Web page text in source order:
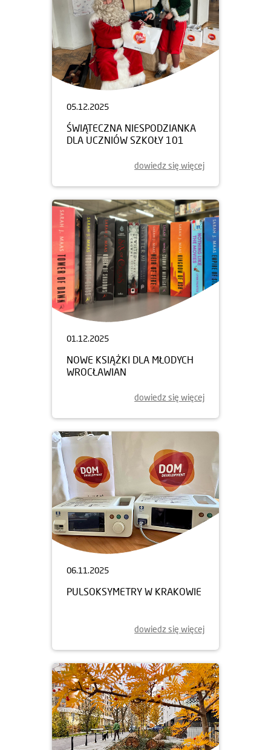
05.12.2025
ŚWIĄTECZNA NIESPODZIANKA
DLA UCZNIÓW SZKOŁY 101
dowiedz się więcej
01.12.2025
NOWE KSIĄŻKI DLA MŁODYCH
WROCŁAWIAN
dowiedz się więcej
06.11.2025
PULSOKSYMETRY W KRAKOWIE
dowiedz się więcej